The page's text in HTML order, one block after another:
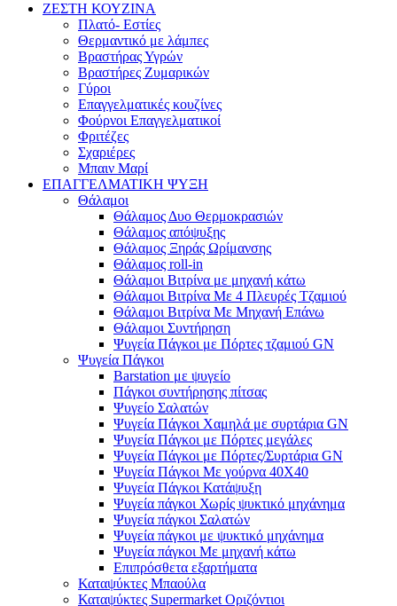
ΖΕΣΤΗ ΚΟΥΖΙΝΑ
Πλατό- Εστίες
Θερμαντικό με λάμπες
Βραστήρας Υγρών
Βραστήρες Ζυμαρικών
Γύροι
Επαγγελματικές κουζίνες
Φούρνοι Επαγγελματικοί
Φριτέζες
Σχαριέρες
Μπαιν Μαρί
ΕΠΑΓΓΕΛΜΑΤΙΚΗ ΨΥΞΗ
Θάλαμοι
Θάλαμος Δυο Θερμοκρασιών
Θάλαμος απόψυξης
Θάλαμος Ξηράς Ωρίμανσης
Θάλαμος roll-in
Θάλαμοι Βιτρίνα με μηχανή κάτω
Θάλαμοι Βιτρίνα Με 4 Πλευρές Τζαμιού
Θάλαμοι Βιτρίνα Με Μηχανή Επάνω
Θάλαμοι Συντήρηση
Ψυγεία Πάγκοι με Πόρτες τζαμιού GN
Ψυγεία Πάγκοι
Barstation με ψυγείο
Πάγκοι συντήρησης πίτσας
Ψυγείο Σαλατών
Ψυγεία Πάγκοι Χαμηλά με συρτάρια GN
Ψυγεία Πάγκοι με Πόρτες μεγάλες
Ψυγεία Πάγκοι με Πόρτες/Συρτάρια GN
Ψυγεία Πάγκοι Με γούρνα 40Χ40
Ψυγεία Πάγκοι Κατάψυξη
Ψυγεία πάγκοι Χωρίς ψυκτικό μηχάνημα
Ψυγεία πάγκοι Σαλατών
Ψυγεία πάγκοι με ψυκτικό μηχάνημα
Ψυγεία πάγκοι Με μηχανή κάτω
Επιπρόσθετα εξαρτήματα
Καταψύκτες Μπαούλα
Καταψύκτες Supermarket Οριζόντιοι